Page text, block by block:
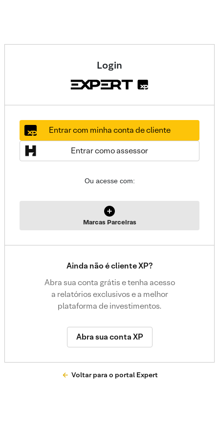
Login
Entrar com minha conta de cliente
Entrar como assessor
Ou acesse com:
Marcas Parceiras
Ainda não é cliente XP?
Abra sua conta grátis e tenha acesso
a relatórios exclusivos e a melhor
plataforma de investimentos.
Abra sua conta XP
Voltar para o portal Expert